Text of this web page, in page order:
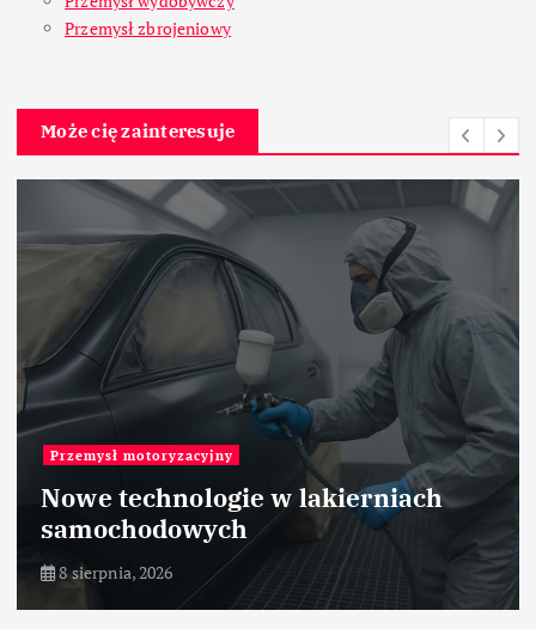
Przemysł zbrojeniowy
Może cię zainteresuje
Roboty przemysłowe
RP-3AH – Mitsubishi Electric –
przemysł pakujący – robot
8 sierpnia, 2026